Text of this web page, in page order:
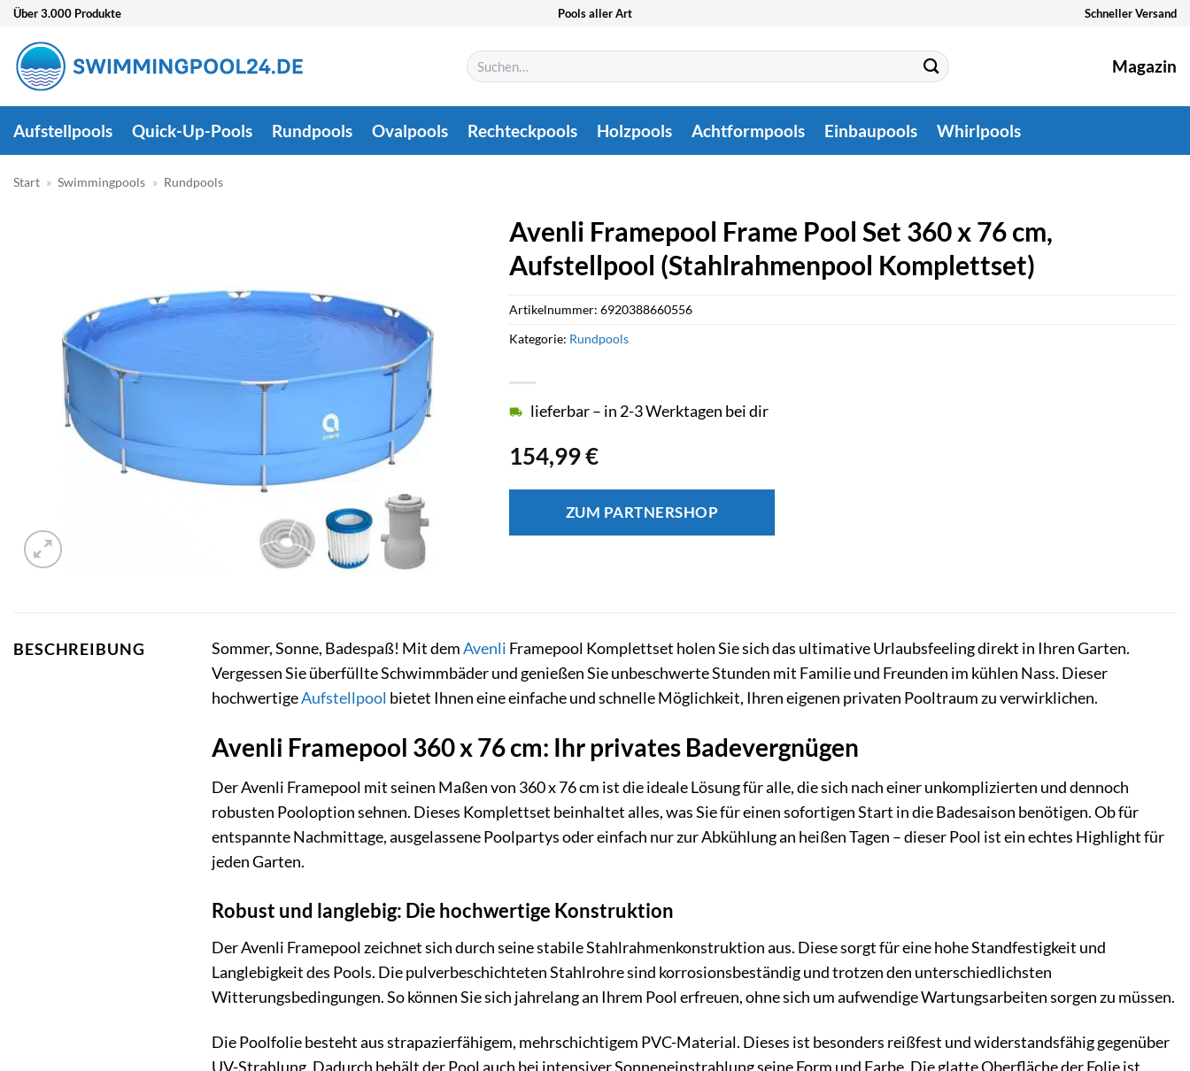
Zum
springen
Über 3.000 Produkte Pools aller Art Schneller Versand
Suchen
nach:
Magazin
Aufstellpools Quick-Up-Pools Rundpools Ovalpools Rechteckpools Holzpools Achtformpools Einbaupools Whirlpools
Start » Swimmingpools » Rundpools
Avenli Framepool Frame Pool Set 360 x 76 cm,
Aufstellpool (Stahlrahmenpool Komplettset)
154,99€
lieferbar – in 2-3 Werktagen bei dir
ZUM PARTNERSHOP
Artikelnummer: 6920388660556
Kategorie: Rundpools
BESCHREIBUNG Sommer, Sonne, Badespaß! Mit demAvenli Framepool Komplettset holen Sie sich das ultimative Urlaubsfeeling direkt in Ihren Garten.
Vergessen Sie überfüllte Schwimmbäder und genießen Sie unbeschwerte Stunden mit Familie und Freunden im kühlen Nass. Dieser
hochwertigeAufstellpool bietet Ihnen eine einfache und schnelle Möglichkeit, Ihren eigenen privaten Pooltraum zu verwirklichen.
Avenli Framepool 360 x 76 cm: Ihr privates Badevergnügen
Der Avenli Framepool mit seinen Maßen von 360 x 76 cm ist die ideale Lösung für alle, die sich nach einer unkomplizierten und dennoch
robusten Pooloption sehnen. Dieses Komplettset beinhaltet alles, was Sie für einen sofortigen Start in die Badesaison benötigen. Ob für
entspannte Nachmittage, ausgelassene Poolpartys oder einfach nur zur Abkühlung an heißen Tagen – dieser Pool ist ein echtes Highlight für
jeden Garten.
Robust und langlebig: Die hochwertige Konstruktion
Der Avenli Framepool zeichnet sich durch seine stabile Stahlrahmenkonstruktion aus. Diese sorgt für eine hohe Standfestigkeit und
Langlebigkeit des Pools. Die pulverbeschichteten Stahlrohre sind korrosionsbeständig und trotzen den unterschiedlichsten
Witterungsbedingungen. So können Sie sich jahrelang an Ihrem Pool erfreuen, ohne sich um aufwendige Wartungsarbeiten sorgen zu müssen.
Die Poolfolie besteht aus strapazierfähigem, mehrschichtigem PVC-Material. Dieses ist besonders reißfest und widerstandsfähig gegenüber
UV-Strahlung. Dadurch behält der Pool auch bei intensiver Sonneneinstrahlung seine Form und Farbe. Die glatte Oberfläche der Folie ist